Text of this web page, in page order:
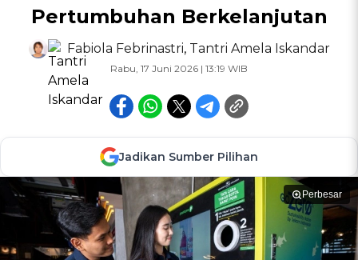
Pertumbuhan Berkelanjutan
Fabiola Febrinastri, Tantri Amela Iskandar
Rabu, 17 Juni 2026 | 13:19 WIB
Jadikan Sumber Pilihan
Perbesar